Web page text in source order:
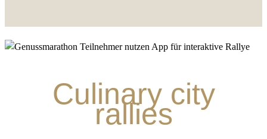
Culinary city
rallies